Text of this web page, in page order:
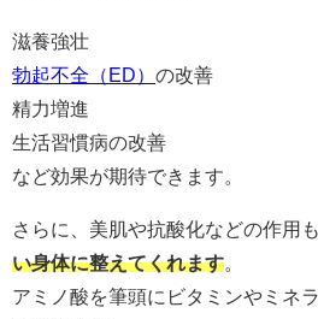
滋養強壮
勃起不全（ED） の改善
精力増進
生活習慣病の改善
など効果が期待できます。
さらに、美肌や抗酸化などの作用も
い身体に整えてくれます。
アミノ酸を筆頭にビタミンやミネ